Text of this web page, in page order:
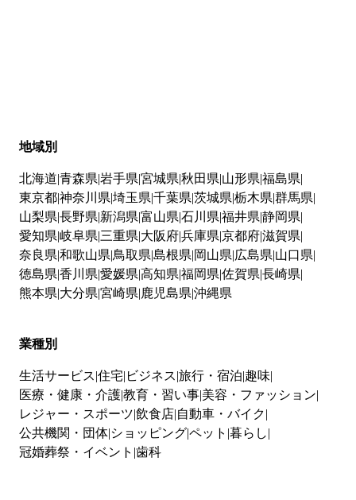
地域別
北海道 青森県 岩手県 宮城県 秋田県 山形県 福島県
東京都神奈川県 埼玉県 千葉県 茨城県 栃木県 群馬県
山梨県 長野県 新潟県 富山県 石川県 福井県 静岡県
愛知県 岐阜県 三重県 大阪府兵庫県 京都府滋賀県
奈良県 和歌山県 鳥取県 島根県 岡山県 広島県 山口県
徳島県 香川県 愛媛県 高知県 福岡県 佐賀県 長崎県
熊本県 大分県 宮崎県 鹿児島県 沖縄県
業種別
生活サービス 住宅 ビジネス 旅行・宿泊 趣味
医療・健康・介護教育・習い事 美容・ファッション
レジャー・スポーツ 飲食店 自動車・バイク
公共機関・団体 ショッピングペット 暮らし
冠婚葬祭・イベント 歯科